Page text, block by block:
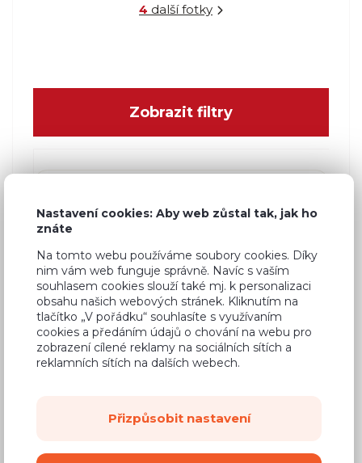
4 další fotky
Zobrazit filtry
Nastavení cookies: Aby web zůstal tak, jak ho
znáte
Na tomto webu používáme soubory cookies. Díky
nim vám web funguje správně. Navíc s vaším
souhlasem cookies slouží také mj. k personalizaci
obsahu našich webových stránek. Kliknutím na
tlačítko „V pořádku“ souhlasíte s využívaním
cookies a předáním údajů o chování na webu pro
zobrazení cílené reklamy na sociálních sítích a
reklamních sítích na dalších webech.
Přizpůsobit nastavení